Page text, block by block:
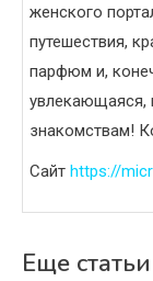
женского
путешествия,
парфюм и,
увлекающаяся,
знакомствам!
Сайт https://
Еще